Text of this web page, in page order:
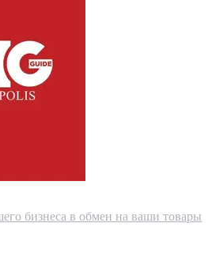
бизнеса в обмен на ваши товары